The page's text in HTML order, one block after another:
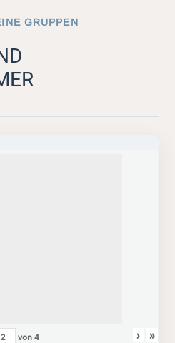
GRUPPEN
von4 › »